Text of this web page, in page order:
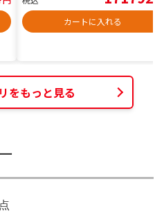
カートに入れる
をもっと見る